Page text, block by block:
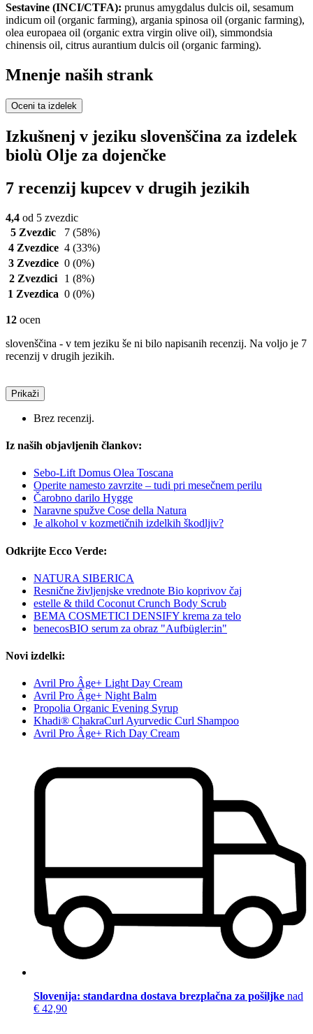
Sestavine (INCI/CTFA): prunus amygdalus dulcis oil, sesamum
indicum oil (organic farming), argania spinosa oil (organic farming),
olea europaea oil (organic extra virgin olive oil), simmondsia
chinensis oil, citrus aurantium dulcis oil (organic farming).
Mnenje naših strank
Oceni ta izdelek
Izkušnenj v jeziku slovenščina za izdelek
biolù Olje za dojenčke
7 recenzij kupcev v drugih jezikih
4,4 od 5 zvezdic
5 Zvezdic
7 (58%)
4 Zvezdice 4 (33%)
3 Zvezdice 0 (0%)
2 Zvezdici
1 (8%)
1 Zvezdica 0 (0%)
12 ocen
slovenščina - v tem jeziku še ni bilo napisanih recenzij. Na voljo je 7
recenzij v drugih jezikih.
Prikaži
Brez recenzij.
Iz naših objavljenih člankov:
Sebo-Lift Domus Olea Toscana
Operite namesto zavrzite – tudi pri mesečnem perilu
Čarobno darilo Hygge
Naravne spužve Cose della Natura
Je alkohol v kozmetičnih izdelkih škodljiv?
Odkrijte Ecco Verde:
NATURA SIBERICA
Resnične življenjske vrednote Bio koprivov čaj
estelle & thild Coconut Crunch Body Scrub
BEMA COSMETICI DENSIFY krema za telo
benecosBIO serum za obraz "Aufbügler:in"
Novi izdelki:
Avril Pro Âge+ Light Day Cream
Avril Pro Âge+ Night Balm
Propolia Organic Evening Syrup
Khadi® ChakraCurl Ayurvedic Curl Shampoo
Avril Pro Âge+ Rich Day Cream
Slovenija: standardna dostava brezplačna za pošiljke nad
€ 42,90